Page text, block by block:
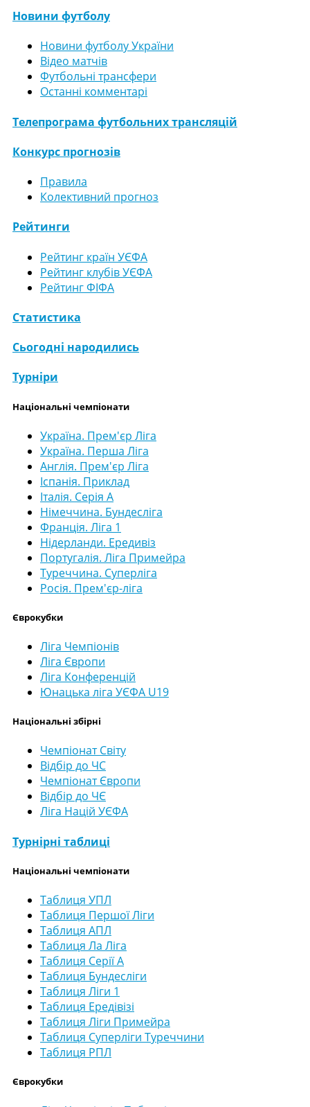
Новини футболу
Новини футболу України
Відео матчів
Футбольні трансфери
Останні комментарі
Телепрограма футбольних трансляцій
Конкурс прогнозів
Правила
Колективний прогноз
Рейтинги
Рейтинг країн УЄФА
Рейтинг клубів УЄФА
Рейтинг ФІФА
Статистика
Сьогодні народились
Турніри
Національні чемпіонати
Україна. Прем'єр Ліга
Україна. Перша Ліга
Англія. Прем'єр Ліга
Іспанія. Приклад
Італія. Серія А
Німеччина. Бундесліга
Франція. Ліга 1
Нідерланди. Ередивіз
Португалія. Ліга Примейра
Туреччина. Суперліга
Росія. Прем'єр-ліга
Єврокубки
Ліга Чемпіонів
Ліга Європи
Ліга Конференцій
Юнацька ліга УЄФА U19
Національні збірні
Чемпіонат Світу
Відбір до ЧС
Чемпіонат Європи
Відбір до ЧЄ
Ліга Націй УЄФА
Турнірні таблиці
Національні чемпіонати
Таблиця УПЛ
Таблиця Першої Ліги
Таблиця АПЛ
Таблиця Ла Ліга
Таблиця Серії А
Таблиця Бундесліги
Таблиця Ліги 1
Таблиця Ередівізі
Таблиця Ліги Примейра
Таблиця Суперліги Туреччини
Таблиця РПЛ
Єврокубки